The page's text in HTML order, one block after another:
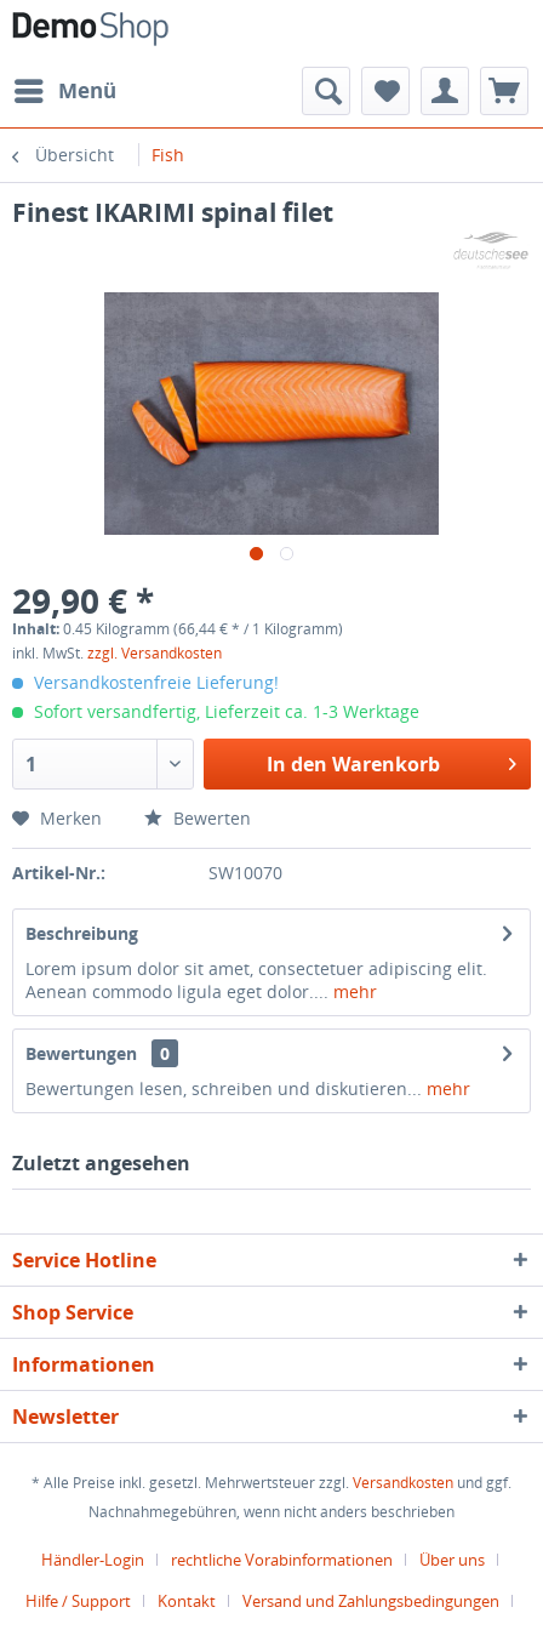
Menü
Übersicht Fish
Finest IKARIMI spinal filet
29,90 € *
Inhalt:0.45 Kilogramm (66,44 € * / 1 Kilogramm)
inkl. MwSt.zzgl. Versandkosten
Versandkostenfreie Lieferung!
Sofort versandfertig, Lieferzeit ca. 1-3 Werktage
In den Warenkorb
Merken Bewerten
Artikel-Nr.: SW10070
Beschreibung
Lorem ipsum dolor sit amet, consectetuer adipiscing elit.
Aenean commodo ligula eget dolor.... mehr
Bewertungen
0
Bewertungen lesen, schreiben und diskutieren... mehr
Zuletzt angesehen
Service Hotline
Shop Service
Informationen
Newsletter
* Alle Preise inkl. gesetzl. Mehrwertsteuer zzgl.Versandkosten und ggf.
Nachnahmegebühren, wenn nicht anders beschrieben
Händler-Login rechtliche Vorabinformationen
Über uns
Hilfe / Support
Kontakt Versand und Zahlungsbedingungen